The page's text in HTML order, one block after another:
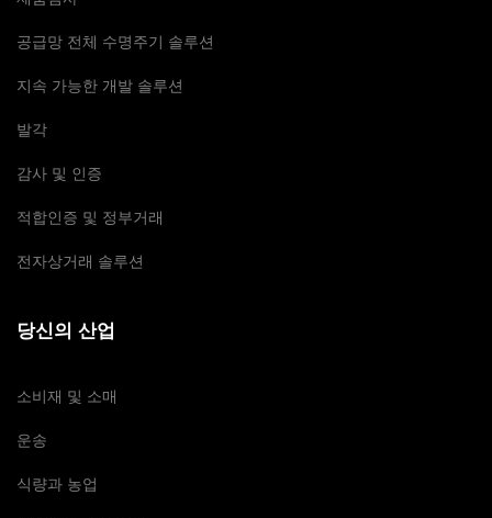
공급망 전체 수명주기 솔루션
지속 가능한 개발 솔루션
발각
감사 및 인증
적합인증 및 정부거래
전자상거래 솔루션
당신의 산업
소비재 및 소매
운송
식량과 농업